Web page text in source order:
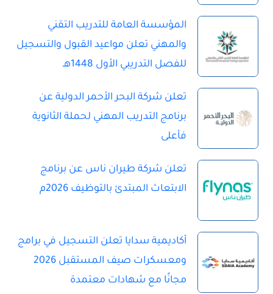
المؤسسة العامة للتدريب التقني
والمهني تعلن مواعيد القبول والتسجيل
للفصل التدريبي الأول 1448هـ
تعلن شركة البحر الأحمر الدولية عن
برنامج التدريب المهني لحملة الثانوية
فأعلى
تعلن شركة طيران ناس عن برنامج
الابتعاث المبتدئ بالتوظيف 2026م
أكاديمية سدايا تعلن التسجيل في برامج
ومعسكرات صيف المستقبل 2026
مجانًا مع شهادات معتمدة